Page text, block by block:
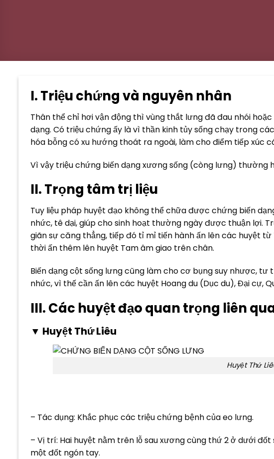
I. Triệu chứng và nguyên nhân
Thân thể chỉ hơi vận động thì vùng thắt lưng đã đau nhói
dạng. Có triệu chứng ấy là vì thần kinh tủy sống chạy trong
hóa bỗng có xu hướng thoát ra ngoài, làm cho điểm tiếp xúc
Vì vậy triệu chứng biến dạng xương sống (còng lưng) thường
II. Trọng tâm trị liệu
Tuy liệu pháp huyệt đạo không thể chữa được chứng biến
nhức, tê dại, giúp cho sinh hoạt thường ngày được thuận lợi.
giãn sự căng thẳng, tiếp đó tỉ mỉ tiến hành ấn lên các huyệt
thời ấn thêm lên huyệt Tam âm giao trên chân.
Biến dạng cột sống lưng cũng làm cho cơ bụng suy nhược,
nhức, vì thế cần ấn lên các huyệt Hoang du (Dục du), Đại cự,
III. Các huyệt đạo quan trọng liên
▼ Huyệt Thứ Liêu
Huyệt Thứ
– Tác dụng: Khắc phục các triệu chứng bệnh của eo lưng.
– Vị trí: Hai huyệt nằm trên lỗ sau xương cùng thứ 2 ở dưới
một đốt ngón tay.